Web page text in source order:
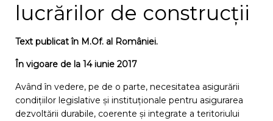
lucrărilor de construcții
Text publicat în M.Of. al României.
În vigoare de la 14 iunie 2017
Având în vedere, pe de o parte, necesitatea asigurării
condițiilor legislative și instituționale pentru asigurarea
dezvoltării durabile, coerente și integrate a teritoriului